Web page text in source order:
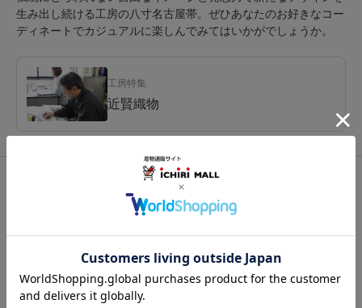
生み出し続ける工房の八寸名古屋帯。ぜひあなたのお好きなコー
ディネートでカジュアルに楽しんでみてはいかがでしょうか。
工房特集
近賢織物
八寸名古屋帯/
こちらの商品も見ています